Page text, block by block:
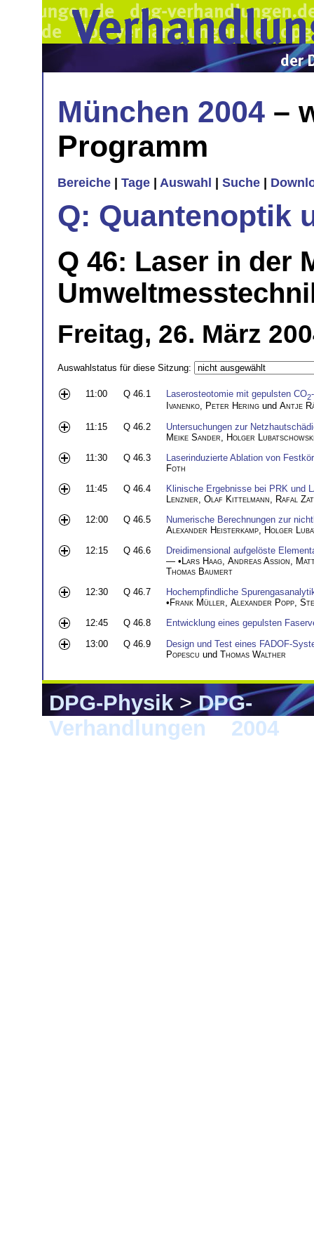
München 2004 –
Programm
Bereiche Tage Auswahl Suche
Q: Quantenoptik
Q 46: Laser in der
Freitag, 26. März
Auswahlstatus für diese Sitzung:
11:00 Q 46.1 Laserosteotomie mit gepulsten CO2
Ivanenko, Peter Hering und Antje
11:15
Q 46.2
Untersuchungen zur
Meike Sander
Holger
11:30
Q 46.3
Laserinduzierte Ablation von
Foth
11:45
Q 46.4
Klinische Ergebnisse bei PRK und
Lenzner Olaf Kittelmann
Rafal
12:00
Q 46.5
Numerische Berechnungen zur
Alexander Heisterkamp Holger
12:15
Q 46.6
Dreidimensional aufgelöste
— •Lars Haag Andreas Assion
Thomas Baumert
12:30
Q 46.7
Hochempfindliche
•Frank Müller Alexander Popp
12:45
Q 46.8
Entwicklung eines gepulsten
13:00
Q 46.9
Design und Test eines FADOF-
Popescu und Thomas Walther
DPG-Physik>DPG-
Verhandlungen
2004